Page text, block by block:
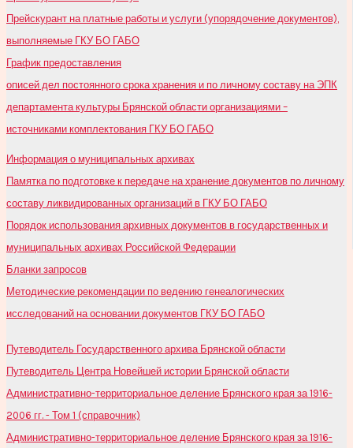
Прейскурант на платные работы и услуги (упорядочение документов),
выполняемые ГКУ БО ГАБО
График предоставления
описей дел постоянного срока хранения и по личному составу на ЭПК
департамента культуры Брянской области организациями –
источниками комплектования ГКУ БО ГАБО
Информация о муниципальных архивах
Памятка по подготовке к передаче на хранение документов по личному
составу ликвидированных организаций в ГКУ БО ГАБО
Порядок использования архивных документов в государственных и
муниципальных архивах Российской Федерации
Бланки запросов
Методические рекомендации по ведению генеалогических
исследований на основании документов ГКУ БО ГАБО
Путеводитель Государственного архива Брянской области
Путеводитель Центра Новейшей истории Брянской области
Административно-территориальное деление Брянского края за 1916-
2006 гг. - Том 1 (справочник)
Административно-территориальное деление Брянского края за 1916-